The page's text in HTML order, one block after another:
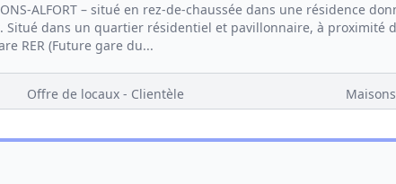
ALFORT – situé en rez-de-chaussée dans une résidence
dans un quartier résidentiel et pavillonnaire, à proximité
RER (Future gare du...
Offre de locaux - Clientèle